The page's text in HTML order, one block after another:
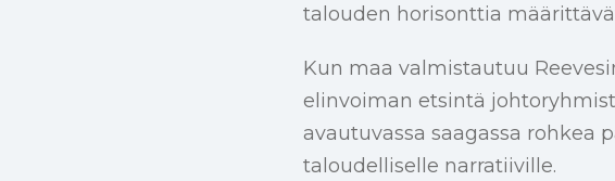
talouden horisonttia
Kun maa valmistautuu
elinvoiman etsintä
avautuvassa saagassa rohkea
taloudelliselle narratiiville.